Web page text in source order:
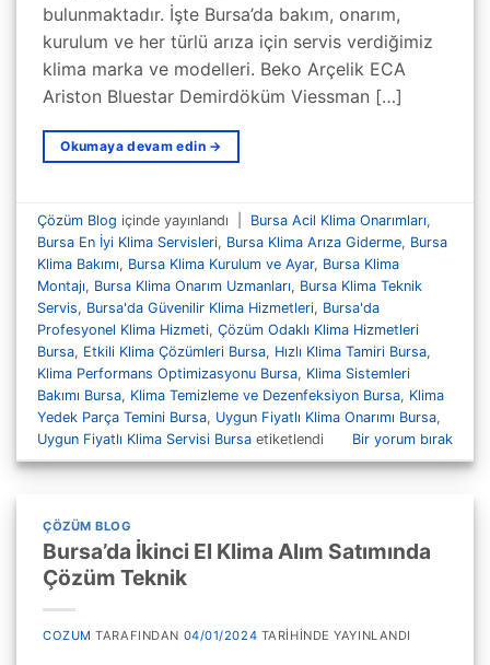
bulunmaktadır. İşte Bursa’da bakım, onarım,
kurulum ve her türlü arıza için servis verdiğimiz
klima marka ve modelleri. Beko Arçelik ECA
Ariston Bluestar Demirdöküm Viessman […]
Okumaya devam edin →
Çözüm Blog içinde yayınlandı Bursa Acil Klima Onarımları,
Bursa En İyi Klima Servisleri, Bursa Klima Arıza Giderme, Bursa
Klima Bakımı, Bursa Klima Kurulum ve Ayar, Bursa Klima
Montajı, Bursa Klima Onarım Uzmanları, Bursa Klima Teknik
Servis, Bursa'da Güvenilir Klima Hizmetleri, Bursa'da
Profesyonel Klima Hizmeti,Çözüm Odaklı Klima Hizmetleri
Bursa, Etkili Klima Çözümleri Bursa, Hızlı Klima Tamiri Bursa,
Klima Performans Optimizasyonu Bursa, Klima Sistemleri
Bakımı Bursa, Klima Temizleme ve Dezenfeksiyon Bursa, Klima
Yedek Parça Temini Bursa, Uygun Fiyatlı Klima Onarımı Bursa,
Uygun Fiyatlı Klima Servisi Bursa etiketlendi Bir yorum bırak
ÇÖZÜM BLOG
Bursa’da İkinci El Klima Alım Satımında
Çözüm Teknik
COZUM TARAFINDAN 04/01/2024 TARIHINDE YAYINLANDI